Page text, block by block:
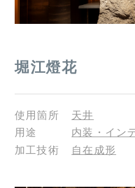
堀江燈花
使用箇所
天井
用途
内装・イン
加工技術
自在成形